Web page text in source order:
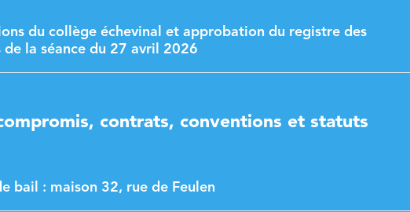
du collège échevinal et approbation du registre des
la séance du 27 avril 2026
contrats, conventions et statuts
bail : maison 32, rue de Feulen